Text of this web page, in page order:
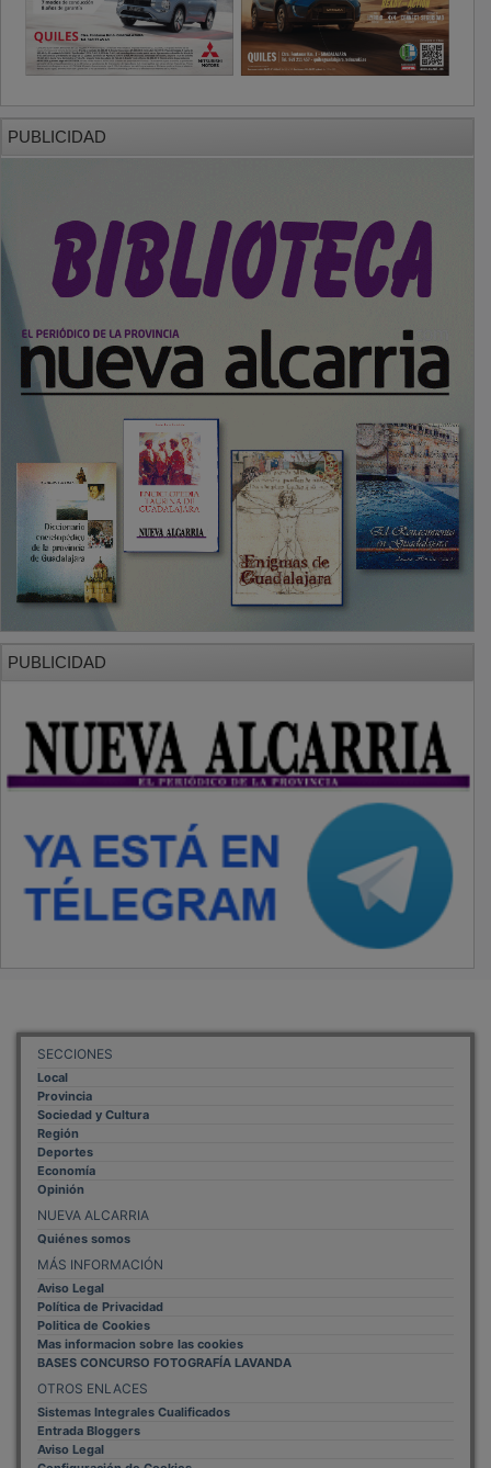
SECCIONES
Local
Provincia
Sociedad y Cultura
Región
Deportes
Economía
Opinión
NUEVA ALCARRIA
Quiénes somos
MÁS INFORMACIÓN
Aviso Legal
Política de Privacidad
Politica de Cookies
Mas informacion sobre las cookies
BASES CONCURSO FOTOGRAFÍA LAVANDA
OTROS ENLACES
Sistemas Integrales Cualificados
Entrada Bloggers
Aviso Legal
Configuración de Cookies